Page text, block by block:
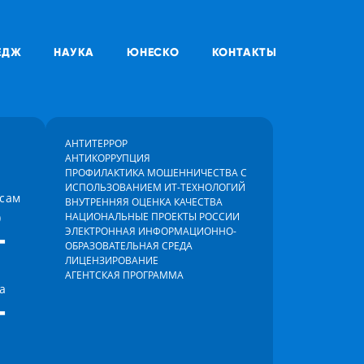
НАУКА ЮНЕСКО КОНТАКТЫ
АНТИТЕРРОР
АНТИКОРРУПЦИЯ
ПРОФИЛАКТИКА МОШЕННИЧЕСТВА С
ИСПОЛЬЗОВАНИЕМ ИТ-ТЕХНОЛОГИЙ
ВНУТРЕННЯЯ ОЦЕНКА КАЧЕСТВА
НАЦИОНАЛЬНЫЕ ПРОЕКТЫ РОССИИ
ЭЛЕКТРОННАЯ ИНФОРМАЦИОННО-
ОБРАЗОВАТЕЛЬНАЯ СРЕДА
ЛИЦЕНЗИРОВАНИЕ
АГЕНТСКАЯ ПРОГРАММА